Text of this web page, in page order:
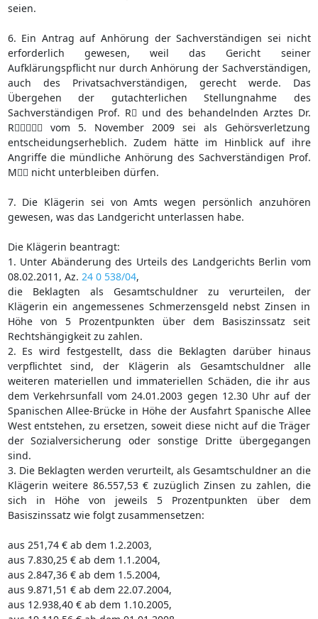
seien.
6. Ein Antrag auf Anhörung der Sachverständigen sei nicht
erforderlich gewesen, weil das Gericht seiner
Aufklärungspflicht nur durch Anhörung der Sachverständigen,
auch des Privatsachverständigen, gerecht werde. Das
Übergehen der gutachterlichen Stellungnahme des
Sachverständigen Prof. R und des behandelnden Arztes Dr.
R vom 5. November 2009 sei als Gehörsverletzung
entscheidungserheblich. Zudem hätte im Hinblick auf ihre
Angriffe die mündliche Anhörung des Sachverständigen Prof.
M nicht unterbleiben dürfen.
7. Die Klägerin sei von Amts wegen persönlich anzuhören
gewesen, was das Landgericht unterlassen habe.
Die Klägerin beantragt:
1. Unter Abänderung des Urteils des Landgerichts Berlin vom
08.02.2011, Az. 24 0 538/04,
die Beklagten als Gesamtschuldner zu verurteilen, der
Klägerin ein angemessenes Schmerzensgeld nebst Zinsen in
Höhe von 5 Prozentpunkten über dem Basiszinssatz seit
Rechtshängigkeit zu zahlen.
2. Es wird festgestellt, dass die Beklagten darüber hinaus
verpflichtet sind, der Klägerin als Gesamtschuldner alle
weiteren materiellen und immateriellen Schäden, die ihr aus
dem Verkehrsunfall vom 24.01.2003 gegen 12.30 Uhr auf der
Spanischen Allee-Brücke in Höhe der Ausfahrt Spanische Allee
West entstehen, zu ersetzen, soweit diese nicht auf die Träger
der Sozialversicherung oder sonstige Dritte übergegangen
sind.
3. Die Beklagten werden verurteilt, als Gesamtschuldner an die
Klägerin weitere 86.557,53 € zuzüglich Zinsen zu zahlen, die
sich in Höhe von jeweils 5 Prozentpunkten über dem
Basiszinssatz wie folgt zusammensetzen:
aus 251,74 € ab dem 1.2.2003,
aus 7.830,25 € ab dem 1.1.2004,
aus 2.847,36 € ab dem 1.5.2004,
aus 9.871,51 € ab dem 22.07.2004,
aus 12.938,40 € ab dem 1.10.2005,